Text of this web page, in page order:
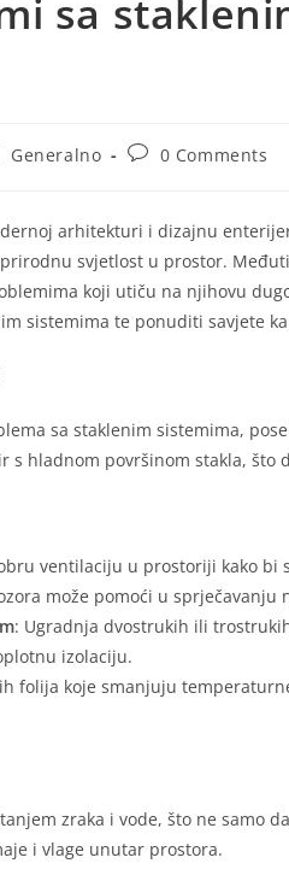
sa
Generalno 0 Comments
arhitekturi i dizajnu
svjetlost u prostor.
koji utiču na njihovu
sistemima te ponuditi savjete
sa staklenim sistemima,
s hladnom površinom stakla, što
ventilaciju u prostoriji kako bi
može pomoći u sprječavanju
: Ugradnja dvostrukih ili
izolaciju.
folija koje smanjuju
zraka i vode, što ne samo
i vlage unutar prostora.